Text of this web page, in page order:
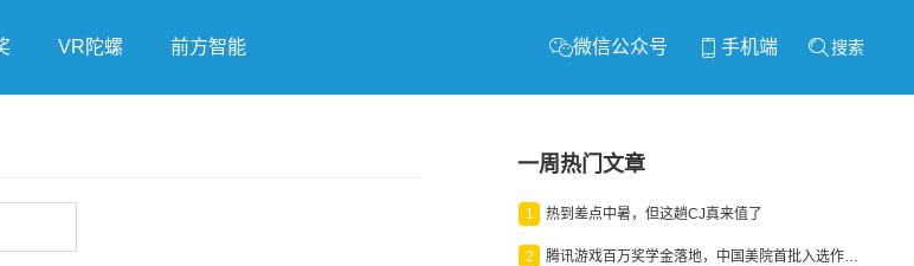
VR陀螺 前方智能 微信公众号 手机端 搜索
一周热门文章
1 热到差点中暑，但这趟CJ真来值了
2 腾讯游戏百万奖学金落地，中国美院首批入选作品获业内关注